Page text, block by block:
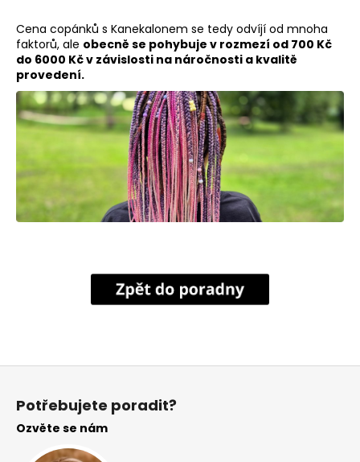
Cena copánků s Kanekalonem se tedy odvíjí od mnoha
faktorů, ale obecně se pohybuje v rozmezí od 700 Kč
do 6000 Kč v závislosti na náročnosti a kvalitě
provedení.
e
m
e
Potřebujete poradit?
Ozvěte se nám